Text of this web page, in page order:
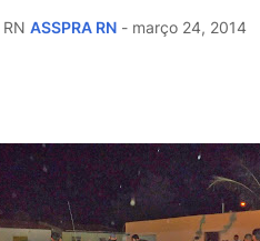
ASSPRA RN - março 24, 2014